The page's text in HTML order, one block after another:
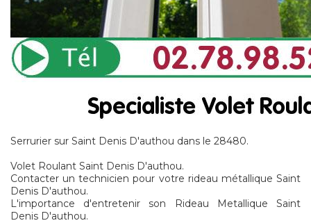
Serrurier sur Saint Denis D'authou dans le 28480.
Volet Roulant Saint Denis D'authou.
Contacter un technicien pour votre rideau métallique Saint
Denis D'authou.
L'importance d'entretenir son Rideau Metallique Saint
Denis D'authou.